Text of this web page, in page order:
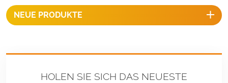
niedrigen und hohen
Temperaturen verwendet
werden, ohne dass eine
werden muss.
NEUE PRODUKTE
HOLEN SIE SICH DAS NEUESTE